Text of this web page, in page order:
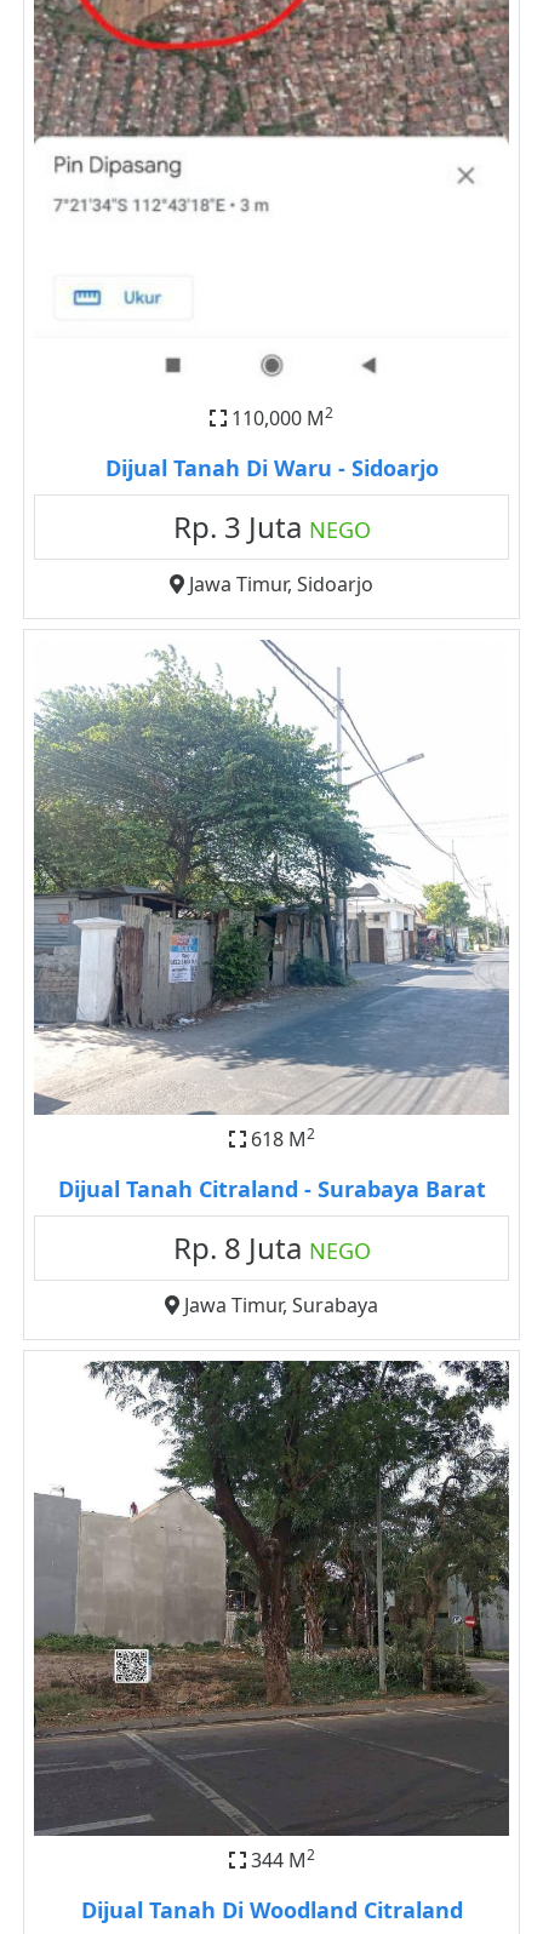
110,000 M2
Dijual Tanah Di Waru - Sidoarjo
Rp. 3 Juta NEGO
Jawa Timur, Sidoarjo
618 M2
Dijual Tanah Citraland - Surabaya Barat
Rp. 8 Juta NEGO
Jawa Timur, Surabaya
344 M2
Dijual Tanah Di Woodland Citraland